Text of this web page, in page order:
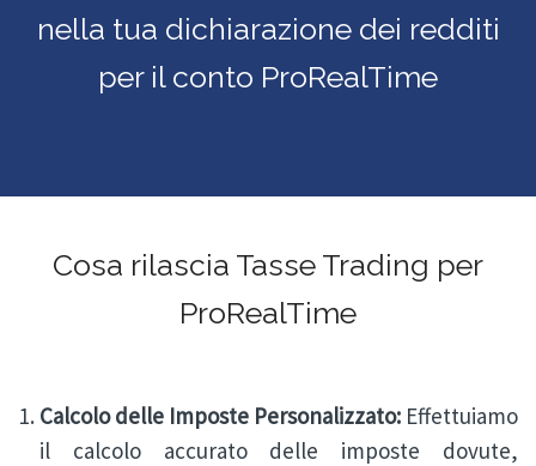
nella tua dichiarazione dei redditi
per il conto ProRealTime
Cosa rilascia Tasse Trading per
ProRealTime
Calcolo delle Imposte Personalizzato: Effettuiamo
il calcolo accurato delle imposte dovute,